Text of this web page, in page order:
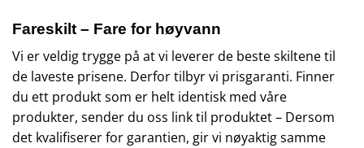
Fareskilt – Fare for høyvann
Vi er veldig trygge på at vi leverer de beste skiltene til
de laveste prisene. Derfor tilbyr vi prisgaranti. Finner
du ett produkt som er helt identisk med våre
produkter, sender du oss link til produktet – Dersom
det kvalifiserer for garantien, gir vi nøyaktig samme